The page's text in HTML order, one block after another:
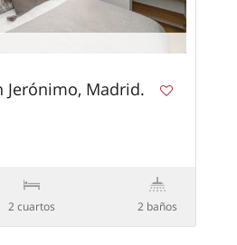
Jerónimo, Madrid.
2 сuartos 2 baños